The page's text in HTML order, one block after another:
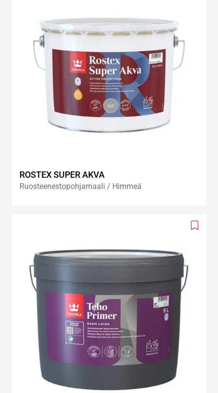
ROSTEX SUPER AKVA
Ruosteenestopohjamaali / Himmeä
Add